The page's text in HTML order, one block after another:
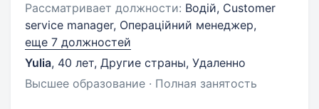
Рассматривает должности: Водій, Customer
service manager, Операційний менеджер,
еще 7 должностей
Yulia, 40 лет, Другие страны, Удаленно
Высшее образование · Полная занятость